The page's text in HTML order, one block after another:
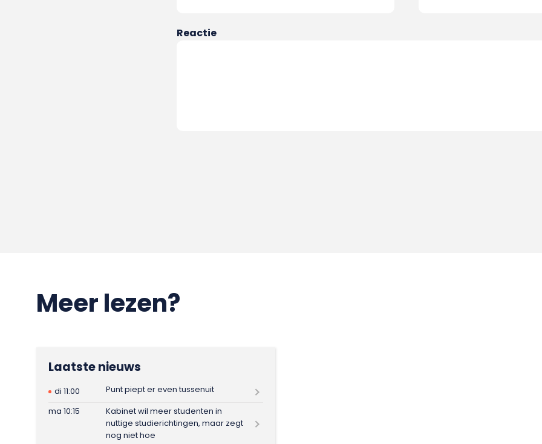
Reactie
Meer lezen?
Laatste nieuws
di 11:00
Punt piept er even tussenuit
ma 10:15
Kabinet wil meer studenten in
nuttige studierichtingen, maar zegt
nog niet hoe